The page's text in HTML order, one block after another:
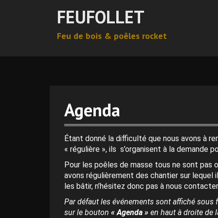
FEUFOLLET
Feu de bois & poêles rocket
Agenda
Étant donné la difficulté que nous avons à
« régulière », ils s’organisent à la demande
Pour les poêles de masse tous ne sont pas
avons régulièrement des chantier sur
les bâtir, n’hésitez donc pas à nous
Par défaut les événements sont affiché
sur le bouton « Agenda » en haut à droite de